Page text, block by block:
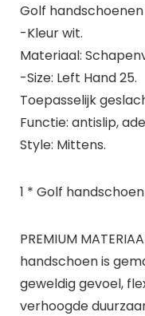
Golf handschoenen
-Kleur wit.
Materiaal:
-Size: Left Hand 25.
Toepasselijk
Functie: antislip,
Style: Mittens.
1 * Golf handschoen
PREMIUM
handschoen is
geweldig gevoel,
verhoogde